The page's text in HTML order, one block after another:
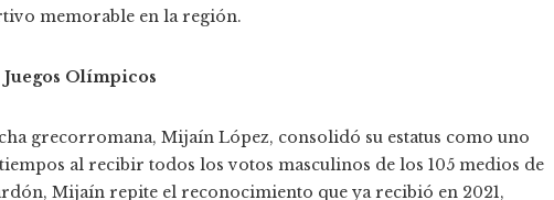
memorable en la región.
Olímpicos
grecorromana, Mijaín López, consolidó su estatus como uno
al recibir todos los votos masculinos de los 105 medios de
Mijaín repite el reconocimiento que ya recibió en 2021,